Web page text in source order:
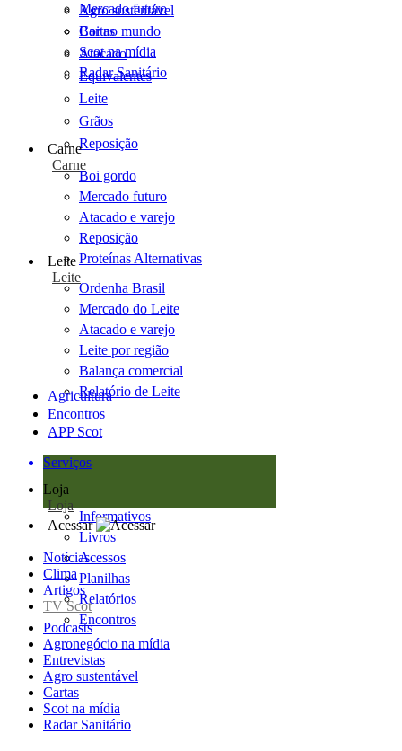
Agro sustentável
Cartas
Scot na mídia
Radar Sanitário
Mercado futuro
Boi no mundo
Atacado
Equivalentes
Leite
Grãos
Reposição
Carne
Carne
Boi gordo
Mercado futuro
Atacado e varejo
Reposição
Proteínas Alternativas
Leite
Leite
Ordenha Brasil
Mercado do Leite
Atacado e varejo
Leite por região
Balança comercial
Relatório de Leite
Agricultura
Encontros
APP Scot
Serviços
Loja
Loja
Informativos
Livros
Acessos
Planilhas
Relatórios
Encontros
Acessar
Notícias
Clima
Artigos
TV Scot
Podcasts
Agronegócio na mídia
Entrevistas
Agro sustentável
Cartas
Scot na mídia
Radar Sanitário